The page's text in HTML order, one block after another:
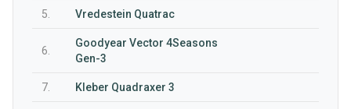
5. Vredestein Quatrac
6.
Goodyear Vector 4Seasons
Gen-3
7. Kleber Quadraxer 3